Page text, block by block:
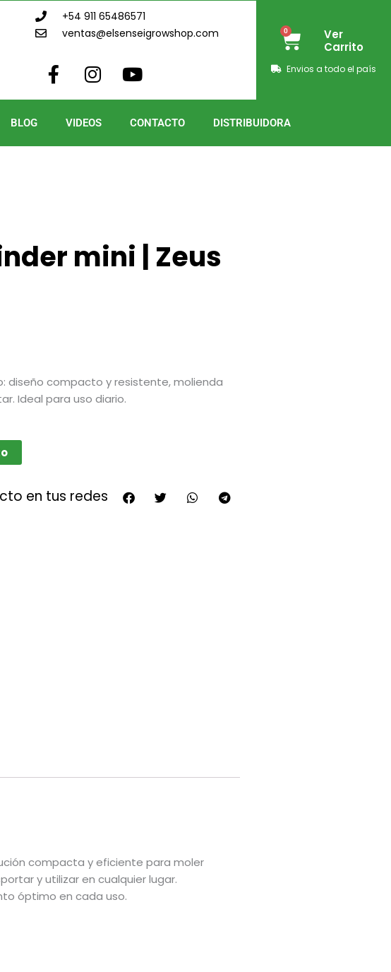
+54 911 65486571
ventas@elsenseigrowshop.com
F
a
c
I
n
s
t
Y
o
u
t
0
Cart
Ver
Carrito
Envios a todo el país
BLOG VIDEOS CONTACTO DISTRIBUIDORA
mini | Zeus
diseño compacto y resistente, molienda
Ideal para uso diario.
en tus redes
compacta y eficiente para moler
y utilizar en cualquier lugar.
óptimo en cada uso.